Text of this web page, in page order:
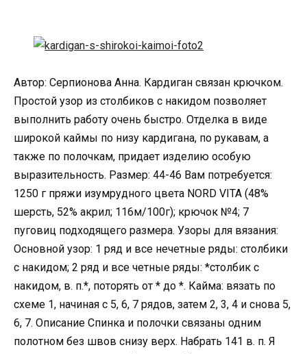
Автор: Серпионова Анна. Кардиган связан крючком.
Простой узор из столбиков с накидом позволяет
выполнить работу очень быстро. Отделка в виде
широкой каймы по низу кардигана, по рукавам, а
также по полочкам, придает изделию особую
выразительность. Размер: 44-46 Вам потребуется:
1250 г пряжи изумрудного цвета NORD VITA (48%
шерсть, 52% акрил; 116м/100г); крючок №4; 7
пуговиц подходящего размера. Узоры для вязания:
Основной узор: 1 ряд и все нечетные ряды: столбики
с накидом; 2 ряд и все четные ряды: *столбик с
накидом, в. п.*, поторять от * до *. Кайма: вязать по
схеме 1, начиная с 5, 6, 7 рядов, затем 2, 3, 4 и снова 5,
6, 7. Описание Спинка и полочки связаны одним
полотном без швов снизу верх. Набрать 141 в. п. Я